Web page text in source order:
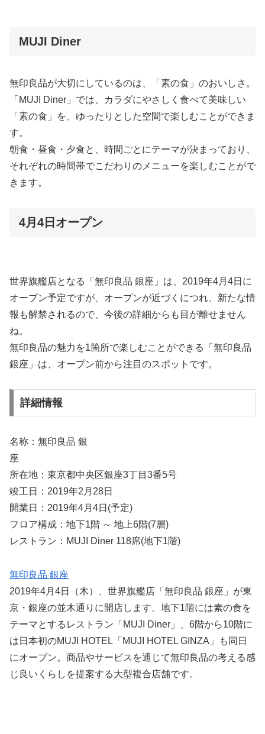
MUJI Diner
無印良品が大切にしているのは、「素の食」のおいしさ。
「MUJI Diner」では、カラダにやさしく食べて美味しい
「素の食」を、ゆったりとした空間で楽しむことができま
す。
朝食・昼食・夕食と、時間ごとにテーマが決まっており、
それぞれの時間帯でこだわりのメニューを楽しむことがで
きます。
4月4日オープン
世界旗艦店となる「無印良品 銀座」は、2019年4月4日に
オープン予定ですが、オープンが近づくにつれ、新たな情
報も解禁されるので、今後の詳細からも目が離せません
ね。
無印良品の魅力を1箇所で楽しむことができる「無印良品
銀座」は、オープン前から注目のスポットです。
詳細情報
名称：無印良品 銀
座
所在地：東京都中央区銀座3丁目3番5号
竣工日：2019年2月28日
開業日：2019年4月4日(予定)
フロア構成：地下1階 ～ 地上6階(7層)
レストラン：MUJI Diner 118席(地下1階)
無印良品 銀座
2019年4月4日（木）、世界旗艦店「無印良品 銀座」が東
京・銀座の並木通りに開店します。地下1階には素の食を
テーマとするレストラン「MUJI Diner」、6階から10階に
は日本初のMUJI HOTEL「MUJI HOTEL GINZA」も同日
にオープン。商品やサービスを通じて無印良品の考える感
じ良いくらしを提案する大型複合店舗です。